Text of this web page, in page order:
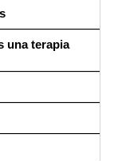
una terapia